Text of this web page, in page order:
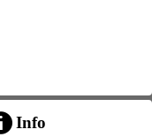
Info